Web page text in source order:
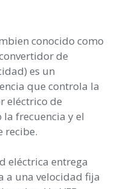
conocido como
de
es un
que controla la
eléctrico de
frecuencia y el
recibe.
eléctrica entrega
a una velocidad fija